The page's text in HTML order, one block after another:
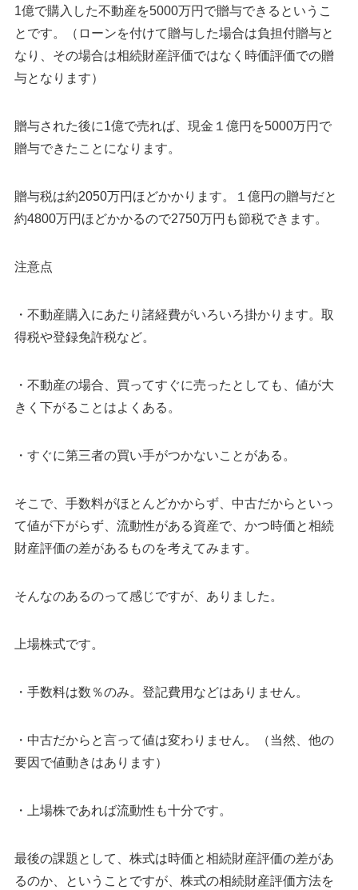
1億で購入した不動産を5000万円で贈与できるというこ
とです。（ローンを付けて贈与した場合は負担付贈与と
なり、その場合は相続財産評価ではなく時価評価での贈
与となります）
贈与された後に1億で売れば、現金１億円を5000万円で
贈与できたことになります。
贈与税は約2050万円ほどかかります。１億円の贈与だと
約4800万円ほどかかるので2750万円も節税できます。
注意点
・不動産購入にあたり諸経費がいろいろ掛かります。取
得税や登録免許税など。
・不動産の場合、買ってすぐに売ったとしても、値が大
きく下がることはよくある。
・すぐに第三者の買い手がつかないことがある。
そこで、手数料がほとんどかからず、中古だからといっ
て値が下がらず、流動性がある資産で、かつ時価と相続
財産評価の差があるものを考えてみます。
そんなのあるのって感じですが、ありました。
上場株式です。
・手数料は数％のみ。登記費用などはありません。
・中古だからと言って値は変わりません。（当然、他の
要因で値動きはあります）
・上場株であれば流動性も十分です。
最後の課題として、株式は時価と相続財産評価の差があ
るのか、ということですが、株式の相続財産評価方法を